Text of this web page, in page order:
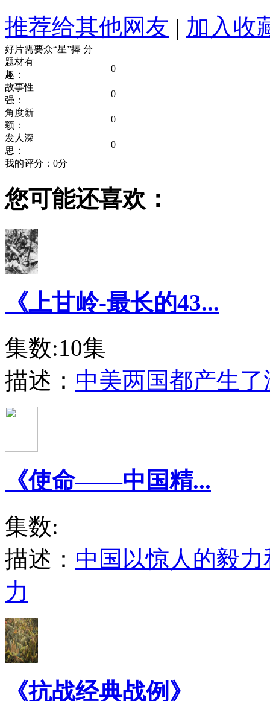
推荐给其他网友 | 加入收
好片需要众“星”捧 分
题材有
趣：
0
故事性
强：
0
角度新
颖：
0
发人深
思：
0
我的评分： 0分
您可能还喜欢：
《上甘岭-最长的43...
集数:10集
描述： 中美两国都产生
《使命――中国精...
集数:
描述： 中国以惊人的毅
力
《抗战经典战例》